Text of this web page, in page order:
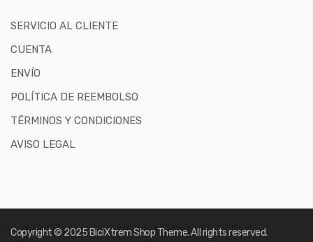
SERVICIO AL CLIENTE
CUENTA
ENVÍO
POLÍTICA DE REEMBOLSO
TÉRMINOS Y CONDICIONES
AVISO LEGAL
Copyright © 2025 BiciXtrem Shop Theme. All rights reserved.